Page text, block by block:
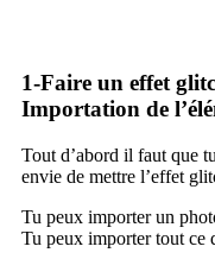
1-Faire un effet
Importation de
Tout d’abord il faut que
envie de mettre l’effet
Tu peux importer un
Tu peux importer tout ce